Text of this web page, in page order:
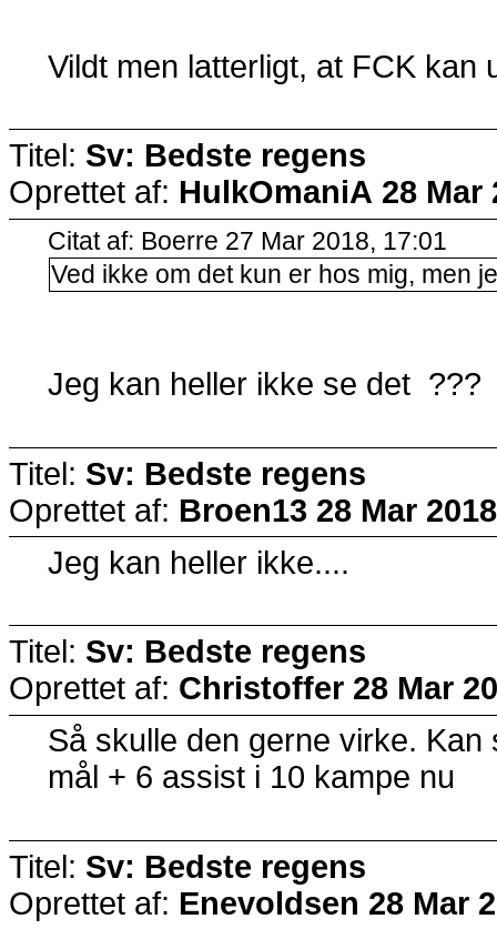
Vildt men latterligt, at FCK kan
Titel: Sv: Bedste regens
Oprettet af: HulkOmaniA 28 Mar
Citat af: Boerre 27 Mar 2018, 17:01
Ved ikke om det kun er hos mig, men
Jeg kan heller ikke se det ???
Titel: Sv: Bedste regens
Oprettet af: Broen13 28 Mar
Jeg kan heller ikke....
Titel: Sv: Bedste regens
Oprettet af: Christoffer 28 Mar
Så skulle den gerne virke.
mål + 6 assist i 10 kampe nu
Titel: Sv: Bedste regens
Oprettet af: Enevoldsen 28 Mar